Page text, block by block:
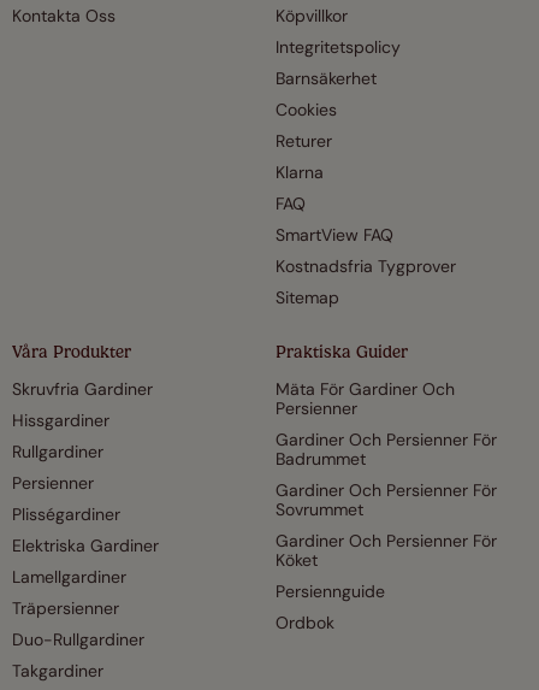
Kontakta Oss
Köpvillkor
Integritetspolicy
Barnsäkerhet
Cookies
Returer
Klarna
FAQ
SmartView FAQ
Kostnadsfria Tygprover
Sitemap
Våra Produkter
Skruvfria Gardiner
Hissgardiner
Rullgardiner
Persienner
Plisségardiner
Elektriska Gardiner
Lamellgardiner
Träpersienner
Duo-Rullgardiner
Takgardiner
Praktiska Guider
Mäta För Gardiner Och
Persienner
Gardiner Och Persienner För
Badrummet
Gardiner Och Persienner För
Sovrummet
Gardiner Och Persienner För
Köket
Persiennguide
Ordbok